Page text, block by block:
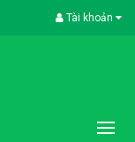
Tài khoản